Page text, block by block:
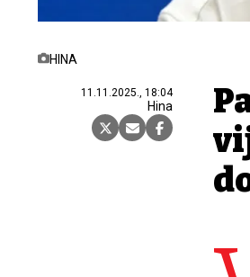
HINA
11.11.2025., 18:04
Hina